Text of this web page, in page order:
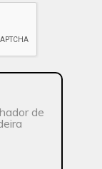
de